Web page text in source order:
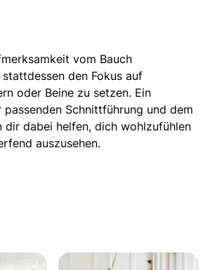
vom Bauch
den Fokus auf
oder Beine zu setzen. Ein
Schnittführung und dem
dir dabei helfen, dich wohlzufühlen
auszusehen.